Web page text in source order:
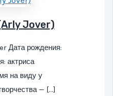
Jover)
Дата рождения:
актриса
на виду у
— […]